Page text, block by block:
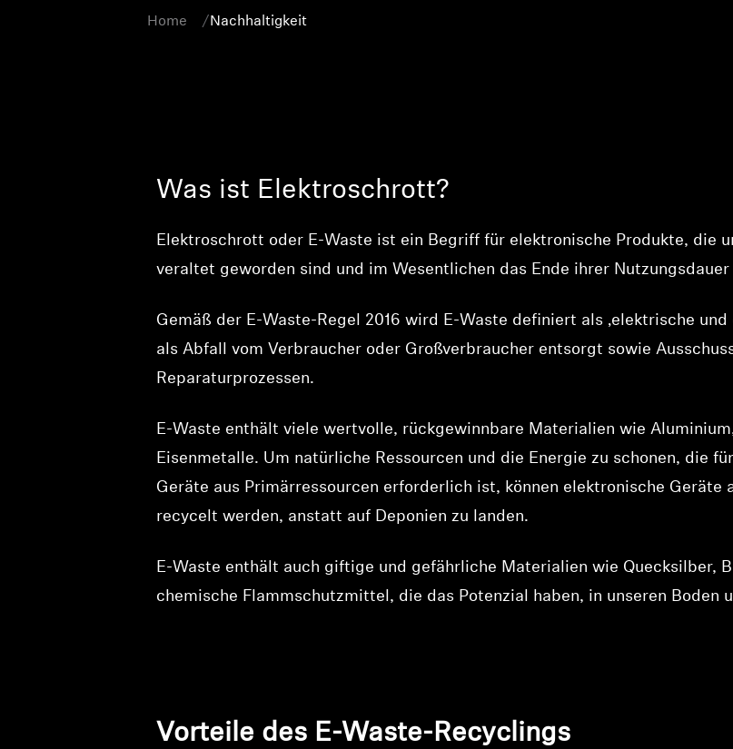
Home Nachhaltigkeit
Was ist Elektroschrott?
Elektroschrott oder E-Waste ist ein Begriff für elektronische Produkte, die
veraltet geworden sind und im Wesentlichen das Ende ihrer
Gemäß der E-Waste-Regel 2016 wird E-Waste definiert als ‚elektrische
als Abfall vom Verbraucher oder Großverbraucher entsorgt sowie
Reparaturprozessen.
E-Waste enthält viele wertvolle, rückgewinnbare Materialien wie
Eisenmetalle. Um natürliche Ressourcen und die Energie zu schonen, die
Geräte aus Primärressourcen erforderlich ist, können elektronische
recycelt werden, anstatt auf Deponien zu landen.
E-Waste enthält auch giftige und gefährliche Materialien wie Quecksilber,
chemische Flammschutzmittel, die das Potenzial haben, in unseren Boden
Vorteile des E-Waste-Recyclings